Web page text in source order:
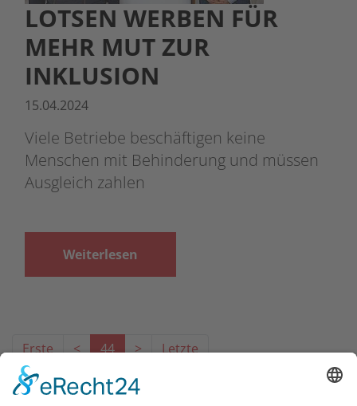
LOTSEN WERBEN FÜR
MEHR MUT ZUR
INKLUSION
15.04.2024
Viele Betriebe beschäftigen keine
Menschen mit Behinderung und müssen
Ausgleich zahlen
Weiterlesen
Erste < 44 > Letzte